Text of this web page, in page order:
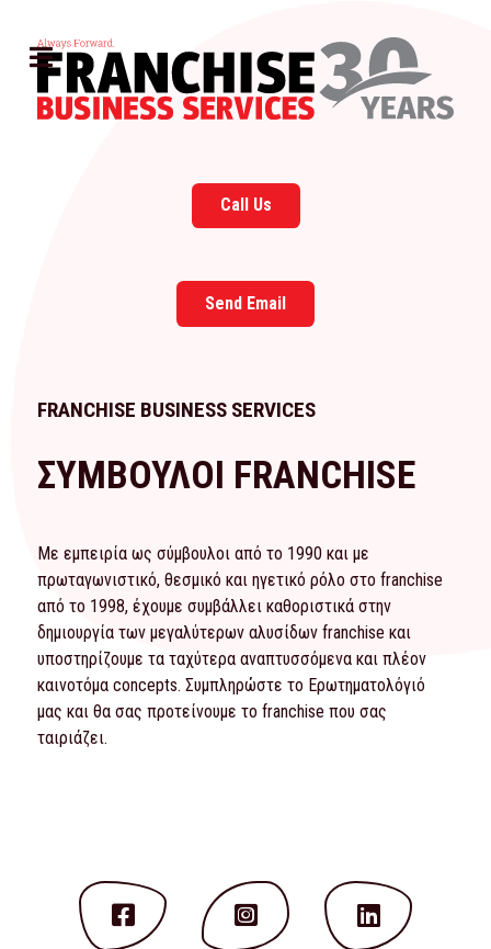
Call Us
Send Email
FRANCHISE BUSINESS SERVICES
ΣΥΜΒΟΥΛΟΙ FRANCHISE
Με εμπειρία ως σύμβουλοι από το 1990 και με
πρωταγωνιστικό, θεσμικό και ηγετικό ρόλο στο franchise
από το 1998, έχουμε συμβάλλει καθοριστικά στην
δημιουργία των μεγαλύτερων αλυσίδων franchise και
υποστηρίζουμε τα ταχύτερα αναπτυσσόμενα και πλέον
καινοτόμα concepts. Συμπληρώστε το Ερωτηματολόγιό
μας και θα σας προτείνουμε το franchise που σας
ταιριάζει.